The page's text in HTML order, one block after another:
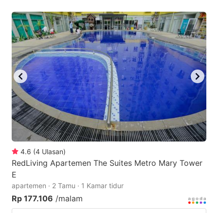
4.6 (4 Ulasan)
RedLiving Apartemen The Suites Metro Mary Tower
E
apartemen · 2 Tamu · 1 Kamar tidur
Rp 177.106 /malam